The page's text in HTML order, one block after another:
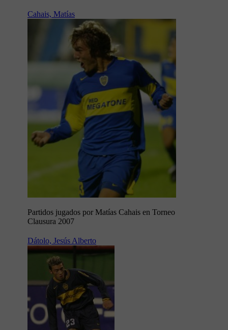
Cahais, Matías
Partidos jugados por Matías Cahais en Torneo
Clausura 2007
Dátolo, Jesús Alberto